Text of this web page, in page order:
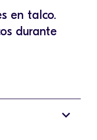
en talco.
durante